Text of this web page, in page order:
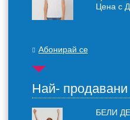
Цена с
Абонирай се
Най- продавани